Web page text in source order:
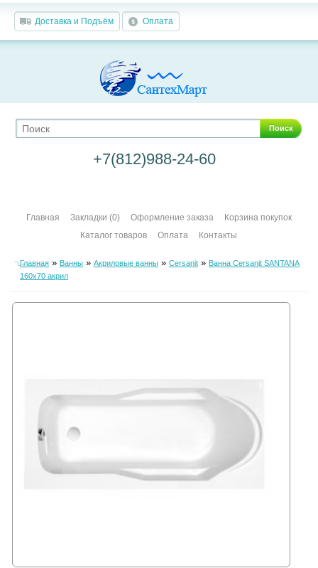
Доставка и Подъём Оплата
Поиск
+7(812)988-24-60
Главная Закладки (0) Оформление заказа
Корзина покупок
Каталог товаров
Оплата Контакты
Главная» Ванны» Акриловые ванны» Cersanit» Ванна Cersanit SANTANA
160х70 акрил